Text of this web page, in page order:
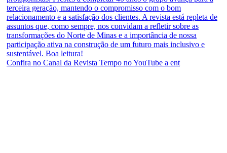
Confira no Canal da Revista Tempo no YouTube a ent